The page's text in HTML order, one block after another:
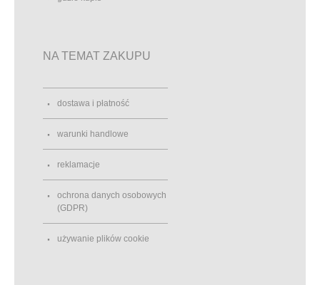
NA TEMAT ZAKUPU
dostawa i płatność
warunki handlowe
reklamacje
ochrona danych osobowych
(GDPR)
używanie plików cookie